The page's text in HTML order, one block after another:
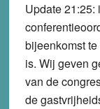
Update 21:25:
bijeenkomst
is. Wij geven
van de
de